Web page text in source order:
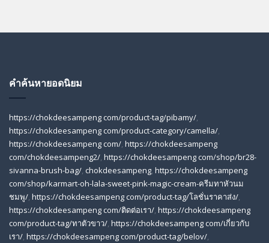
คำค้นหายอดนิยม
https://chokdeesampeng com/product-tag/pibamy/,
https://chokdeesampeng com/product-category/camella/,
https://chokdeesampeng com/, https://chokdeesampeng
com/chokdeesampeng2/, https://chokdeesampeng com/shop/br28-
sivanna-brush-bag/, chokdeesampeng, https://chokdeesampeng
com/shop/karmart-oh-lala-sweet-pink-magic-cream-ครีมทาหัวนม
ชมพู/, https://chokdeesampeng com/product-tag/โลชั่นราคาส่ง/,
https://chokdeesampeng com/ติดต่อเรา/, https://chokdeesampeng
com/product-tag/ทาตัวขาว/, https://chokdeesampeng com/เกี่ยวกับ
เรา/, https://chokdeesampeng com/product-tag/belov/,